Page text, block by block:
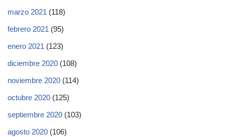
marzo 2021 (118)
febrero 2021 (95)
enero 2021 (123)
diciembre 2020 (108)
noviembre 2020 (114)
octubre 2020 (125)
septiembre 2020 (103)
agosto 2020 (106)